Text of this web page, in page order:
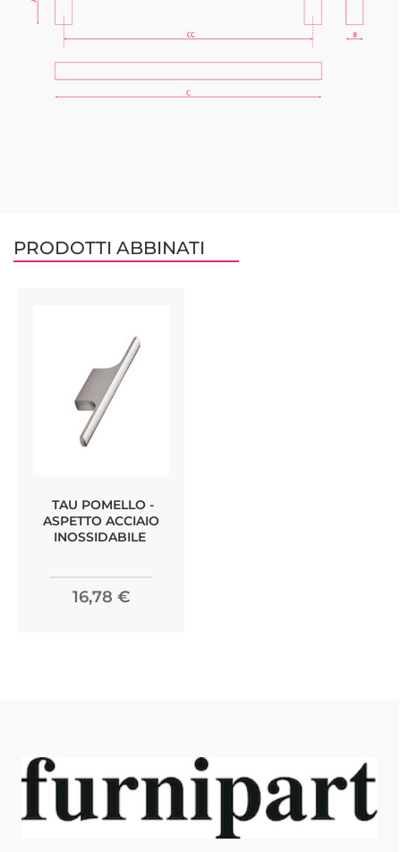
PRODOTTI ABBINATI
TAU POMELLO -
ASPETTO ACCIAIO
INOSSIDABILE
16,78 €